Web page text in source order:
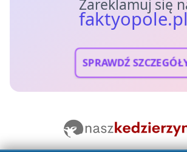
Zareklamuj się
SPRAWDŹ